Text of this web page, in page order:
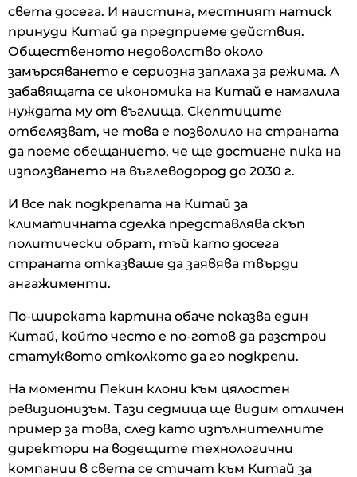
света досега. И наистина, местният натиск
принуди Китай да предприеме действия.
Общественото недоволство около
замърсяването е сериозна заплаха за режима. А
забавящата се икономика на Китай е намалила
нуждата му от въглища. Скептиците
отбелязват, че това е позволило на страната
да поеме обещанието, че ще достигне пика на
използването на въглеводород до 2030 г.
И все пак подкрепата на Китай за
климатичната сделка представлява скъп
политически обрат, тъй като досега
страната отказваше да заявява твърди
ангажименти.
По-широката картина обаче показва един
Китай, който често е по-готов да разстрои
статуквото отколкото да го подкрепи.
На моменти Пекин клони към цялостен
ревизионизъм. Тази седмица ще видим отличен
пример за това, след като изпълнителните
директори на водещите технологични
компании в света се стичат към Китай за